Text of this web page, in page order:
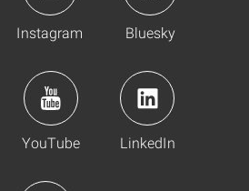
Instagram Bluesky
YouTube LinkedIn